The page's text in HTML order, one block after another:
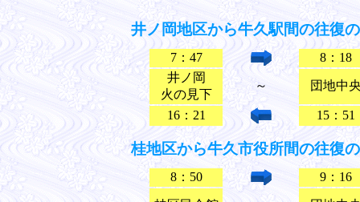
井ノ岡地区から牛久駅間の往復
7：47
8：18
井ノ岡
火の見下
～ 団地中
16：21 15：51
桂地区から牛久市役所間の往復
8：50 9：16